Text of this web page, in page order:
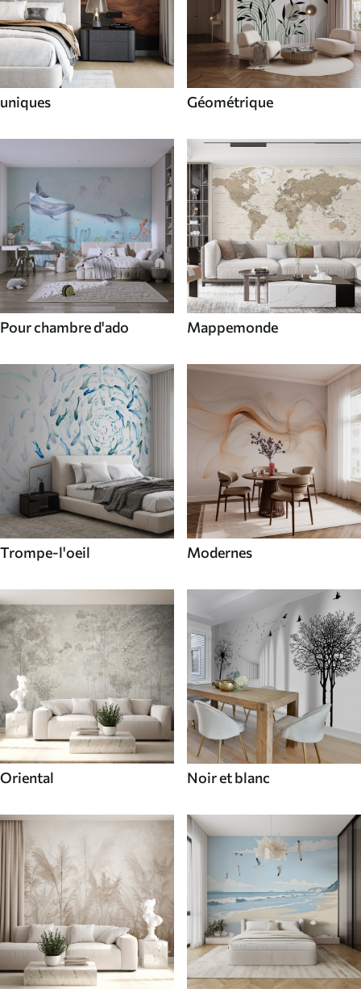
uniques Géométrique
Pour chambre d'ado Mappemonde
Trompe-l'oeil Modernes
Oriental Noir et blanc